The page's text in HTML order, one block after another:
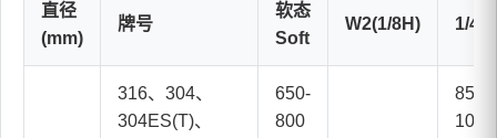
直径
(mm)
牌号
软态
Soft
W2(1/8H) 1/4H
316、304、
304ES(T)、
650-
800
850-
1000